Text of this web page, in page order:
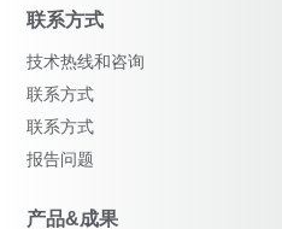
联系方式
技术热线和咨询
联系方式
联系方式
报告问题
产品&成果